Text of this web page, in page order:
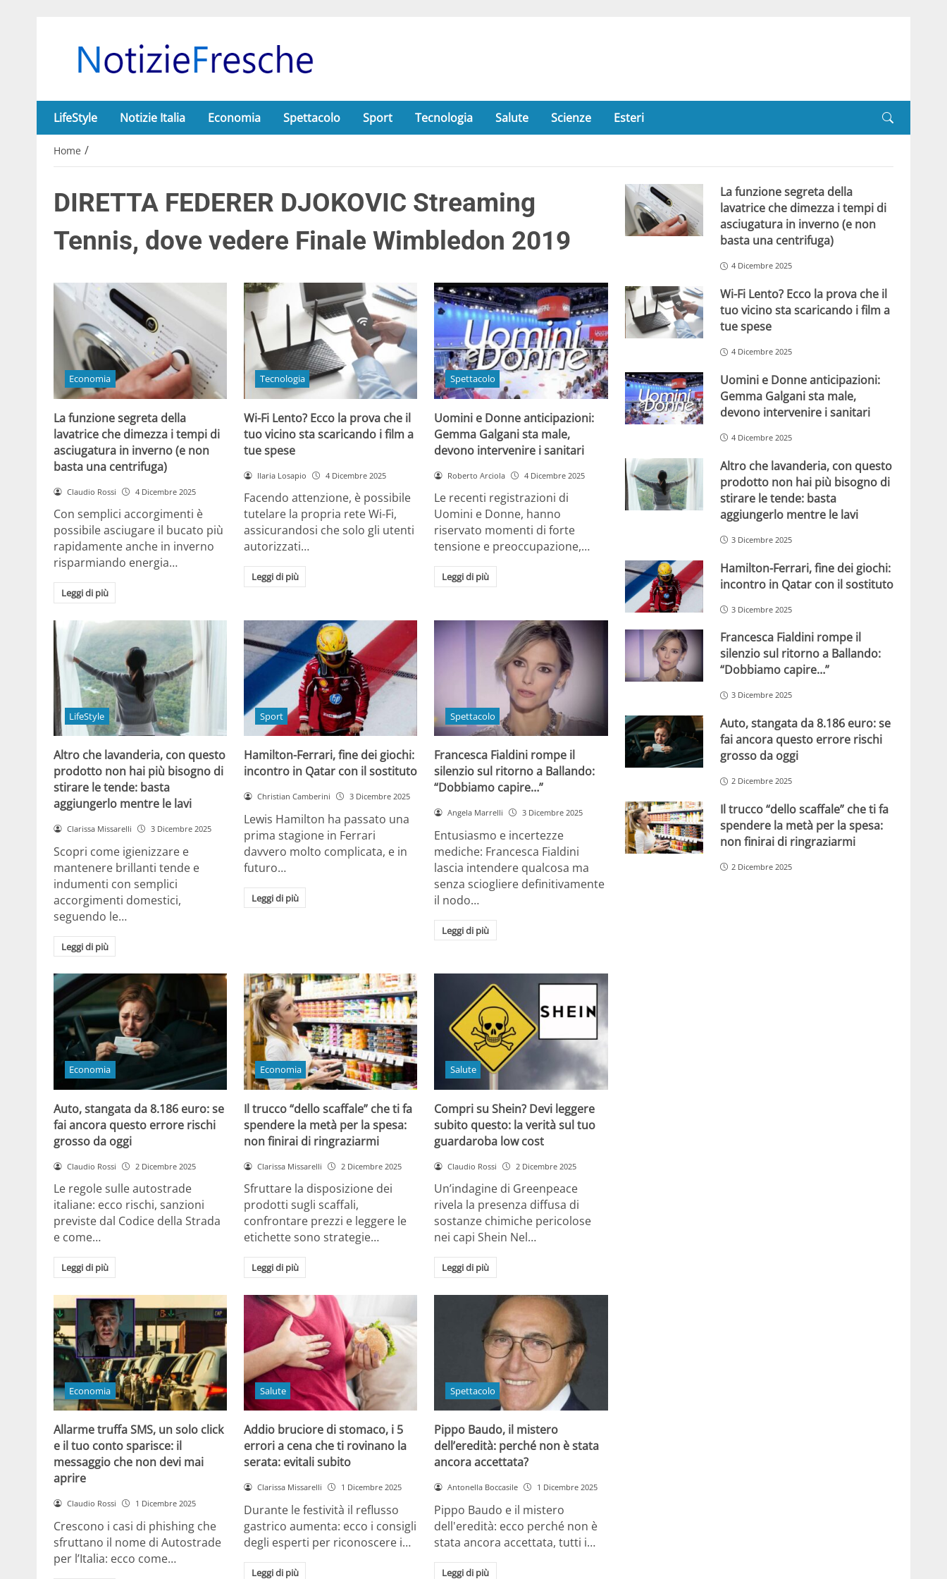
LifeStyle Notizie Italia Economia Spettacolo Sport Tecnologia Salute Scienze Esteri
Home /
DIRETTA FEDERER DJOKOVIC Streaming
Tennis, dove vedere Finale Wimbledon 2019
Economia
La funzione segreta della
lavatrice che dimezza i tempi di
asciugatura in inverno (e non
basta una centrifuga)
Claudio Rossi 4 Dicembre 2025
Con semplici accorgimenti è
possibile asciugare il bucato più
rapidamente anche in inverno
risparmiando energia…
Leggi di più
Tecnologia
Wi-Fi Lento? Ecco la prova che il
tuo vicino sta scaricando i film a
tue spese
Ilaria Losapio 4 Dicembre 2025
Facendo attenzione, è possibile
tutelare la propria rete Wi-Fi,
assicurandosi che solo gli utenti
autorizzati…
Leggi di più
Spettacolo
Uomini e Donne anticipazioni:
Gemma Galgani sta male,
devono intervenire i sanitari
Roberto Arciola 4 Dicembre 2025
Le recenti registrazioni di
Uomini e Donne, hanno
riservato momenti di forte
tensione e preoccupazione,…
Leggi di più
LifeStyle
Altro che lavanderia, con questo
prodotto non hai più bisogno di
stirare le tende: basta
aggiungerlo mentre le lavi
Clarissa Missarelli 3 Dicembre 2025
Scopri come igienizzare e
mantenere brillanti tende e
indumenti con semplici
accorgimenti domestici,
seguendo le…
Leggi di più
Sport
Hamilton-Ferrari, fine dei giochi:
incontro in Qatar con il sostituto
Christian Camberini 3 Dicembre 2025
Lewis Hamilton ha passato una
prima stagione in Ferrari
davvero molto complicata, e in
futuro…
Leggi di più
Spettacolo
Francesca Fialdini rompe il
silenzio sul ritorno a Ballando:
“Dobbiamo capire…”
Angela Marrelli 3 Dicembre 2025
Entusiasmo e incertezze
mediche: Francesca Fialdini
lascia intendere qualcosa ma
senza sciogliere definitivamente
il nodo…
Leggi di più
Economia
Auto, stangata da 8.186 euro: se
fai ancora questo errore rischi
grosso da oggi
Claudio Rossi 2 Dicembre 2025
Le regole sulle autostrade
italiane: ecco rischi, sanzioni
previste dal Codice della Strada
e come…
Leggi di più
Economia
Il trucco “dello scaffale” che ti fa
spendere la metà per la spesa:
non finirai di ringraziarmi
Clarissa Missarelli 2 Dicembre 2025
Sfruttare la disposizione dei
prodotti sugli scaffali,
confrontare prezzi e leggere le
etichette sono strategie…
Leggi di più
Salute
Compri su Shein? Devi leggere
subito questo: la verità sul tuo
guardaroba low cost
Claudio Rossi 2 Dicembre 2025
Un’indagine di Greenpeace
rivela la presenza diffusa di
sostanze chimiche pericolose
nei capi Shein Nel…
Leggi di più
Economia
Allarme truffa SMS, un solo click
e il tuo conto sparisce: il
messaggio che non devi mai
aprire
Claudio Rossi 1 Dicembre 2025
Crescono i casi di phishing che
sfruttano il nome di Autostrade
per l’Italia: ecco come…
Salute
Addio bruciore di stomaco, i 5
errori a cena che ti rovinano la
serata: evitali subito
Clarissa Missarelli 1 Dicembre 2025
Durante le festività il reflusso
gastrico aumenta: ecco i consigli
degli esperti per riconoscere i…
Leggi di più
Spettacolo
Pippo Baudo, il mistero
dell’eredità: perché non è stata
ancora accettata?
Antonella Boccasile 1 Dicembre 2025
Pippo Baudo e il mistero
dell'eredità: ecco perché non è
stata ancora accettata, tutti i…
Leggi di più
La funzione segreta della
lavatrice che dimezza i tempi di
asciugatura in inverno (e non
basta una centrifuga)
4 Dicembre 2025
Wi-Fi Lento? Ecco la prova che il
tuo vicino sta scaricando i film a
tue spese
4 Dicembre 2025
Uomini e Donne anticipazioni:
Gemma Galgani sta male,
devono intervenire i sanitari
4 Dicembre 2025
Altro che lavanderia, con questo
prodotto non hai più bisogno di
stirare le tende: basta
aggiungerlo mentre le lavi
3 Dicembre 2025
Hamilton-Ferrari, fine dei giochi:
incontro in Qatar con il sostituto
3 Dicembre 2025
Francesca Fialdini rompe il
silenzio sul ritorno a Ballando:
“Dobbiamo capire…”
3 Dicembre 2025
Auto, stangata da 8.186 euro: se
fai ancora questo errore rischi
grosso da oggi
2 Dicembre 2025
Il trucco “dello scaffale” che ti fa
spendere la metà per la spesa:
non finirai di ringraziarmi
2 Dicembre 2025